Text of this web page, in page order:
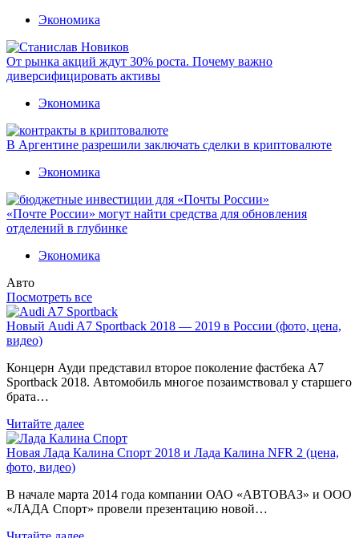
Экономика
От рынка акций ждут 30% роста. Почему важно
диверсифицировать активы
Экономика
В Аргентине разрешили заключать сделки в криптовалюте
Экономика
«Почте России» могут найти средства для обновления
отделений в глубинке
Экономика
Авто
Посмотреть все
Новый Audi A7 Sportback 2018 — 2019 в России (фото, цена,
видео)
Концерн Ауди представил второе поколение фастбека A7
Sportback 2018. Автомобиль многое позаимствовал у старшего
брата…
Читайте далее
Новая Лада Калина Спорт 2018 и Лада Калина NFR 2 (цена,
фото, видео)
В начале марта 2014 года компании ОАО «АВТОВАЗ» и ООО
«ЛАДА Спорт» провели презентацию новой…